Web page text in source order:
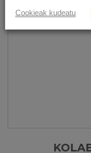
Cookieak kudeatu